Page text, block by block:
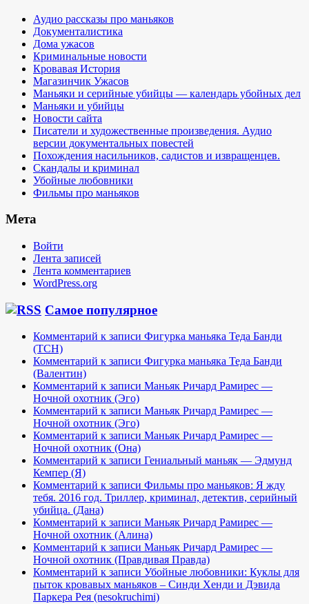
Аудио рассказы про маньяков
Документалистика
Дома ужасов
Криминальные новости
Кровавая История
Магазинчик Ужасов
Маньяки и серийные убийцы — календарь убойных дел
Маньяки и убийцы
Новости сайта
Писатели и художественные произведения. Аудио
версии документальных повестей
Похождения насильников, садистов и извращенцев.
Скандалы и криминал
Убойные любовники
Фильмы про маньяков
Мета
Войти
Лента записей
Лента комментариев
WordPress.org
Самое популярное
Комментарий к записи Фигурка маньяка Теда Банди
(TCH)
Комментарий к записи Фигурка маньяка Теда Банди
(Валентин)
Комментарий к записи Маньяк Ричард Рамирес —
Ночной охотник (Эго)
Комментарий к записи Маньяк Ричард Рамирес —
Ночной охотник (Эго)
Комментарий к записи Маньяк Ричард Рамирес —
Ночной охотник (Она)
Комментарий к записи Гениальный маньяк — Эдмунд
Кемпер (Я)
Комментарий к записи Фильмы про маньяков: Я жду
тебя. 2016 год. Триллер, криминал, детектив, серийный
убийца. (Дана)
Комментарий к записи Маньяк Ричард Рамирес —
Ночной охотник (Алина)
Комментарий к записи Маньяк Ричард Рамирес —
Ночной охотник (Правдивая Правда)
Комментарий к записи Убойные любовники: Куклы для
пыток кровавых маньяков – Синди Хенди и Дэвида
Паркера Рея (nesokruchimi)